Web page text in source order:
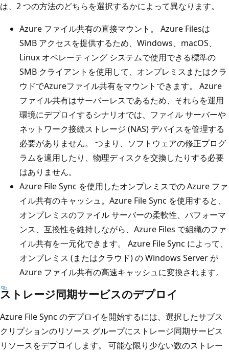
は、2 つの方法のどちらを選択するかによって異なります。
Azure ファイル共有の直接マウント。 Azure Filesは
SMB アクセスを提供するため、Windows、macOS、
Linux オペレーティング システムで使用できる標準の
SMB クライアントを使用して、オンプレミスまたはクラ
ウドでAzureファイル共有をマウントできます。 Azure
ファイル共有はサーバーレスであるため、それらを運用
環境にデプロイするシナリオでは、ファイル サーバーや
ネットワーク接続ストレージ (NAS) デバイスを管理する
必要がありません。 つまり、ソフトウェアの修正プログ
ラムを適用したり、物理ディスクを交換したりする必要
はありません。
Azure File Sync を使用したオンプレミスでの Azure ファ
イル共有のキャッシュ。Azure File Sync を使用すると、
オンプレミスのファイル サーバーの柔軟性、パフォーマ
ンス、互換性を維持しながら、Azure Files で組織のファ
イル共有を一元化できます。 Azure File Sync によって、
オンプレミス (またはクラウド) の Windows Server が
Azure ファイル共有の高速キャッシュに変換されます。
ストレージ同期サービスのデプロイ
Azure File Sync のデプロイを開始するには、選択したサブス
クリプションのリソース グループにストレージ同期サービス
リソースをデプロイします。 可能な限り少ない数のストレー